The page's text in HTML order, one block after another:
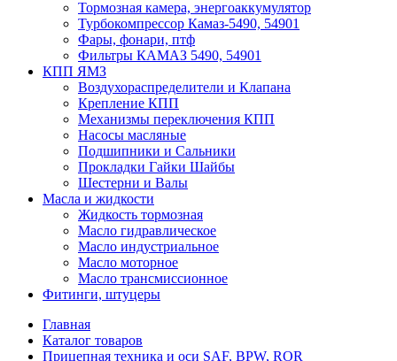
Тормозная камера, энергоаккумулятор
Турбокомпрессор Камаз-5490, 54901
Фары, фонари, птф
Фильтры КАМАЗ 5490, 54901
КПП ЯМЗ
Воздухораспределители и Клапана
Крепление КПП
Механизмы переключения КПП
Насосы масляные
Подшипники и Сальники
Прокладки Гайки Шайбы
Шестерни и Валы
Масла и жидкости
Жидкость тормозная
Масло гидравлическое
Масло индустриальное
Масло моторное
Масло трансмиссионное
Фитинги, штуцеры
Главная
Каталог товаров
Прицепная техника и оси SAF, BPW, ROR